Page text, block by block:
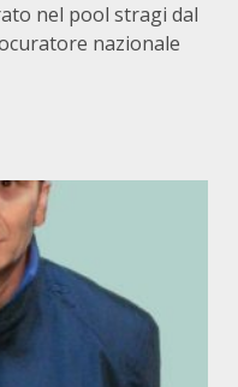
nel pool stragi dal
nazionale